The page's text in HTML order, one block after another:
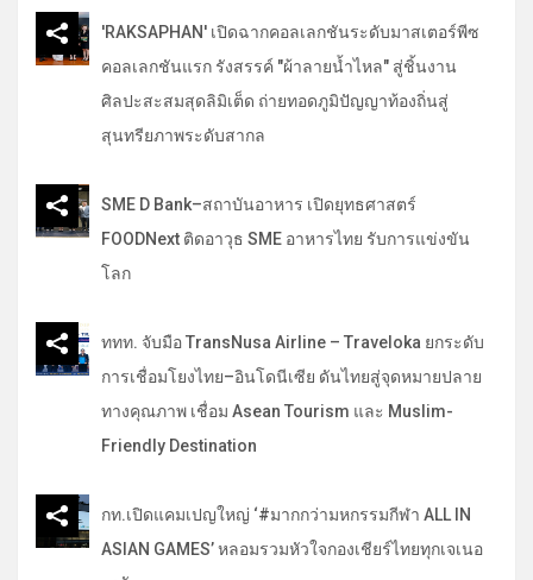
'RAKSAPHAN' เปิดฉากคอลเลกชันระดับมาสเตอร์พีซ
คอลเลกชันแรก รังสรรค์ "ผ้าลายน้ำไหล" สู่ชิ้นงาน
ศิลปะสะสมสุดลิมิเต็ด ถ่ายทอดภูมิปัญญาท้องถิ่นสู่
สุนทรียภาพระดับสากล
SME D Bank–สถาบันอาหาร เปิดยุทธศาสตร์
FOODNext ติดอาวุธ SME อาหารไทย รับการแข่งขัน
โลก
ททท. จับมือ TransNusa Airline – Traveloka ยกระดับ
การเชื่อมโยงไทย–อินโดนีเซีย ดันไทยสู่จุดหมายปลาย
ทางคุณภาพ เชื่อม Asean Tourism และ Muslim-
Friendly Destination
กท.เปิดแคมเปญใหญ่ ‘#มากกว่ามหกรรมกีฬา ALL IN
ASIAN GAMES’ หลอมรวมหัวใจกองเชียร์ไทยทุกเจเนอ